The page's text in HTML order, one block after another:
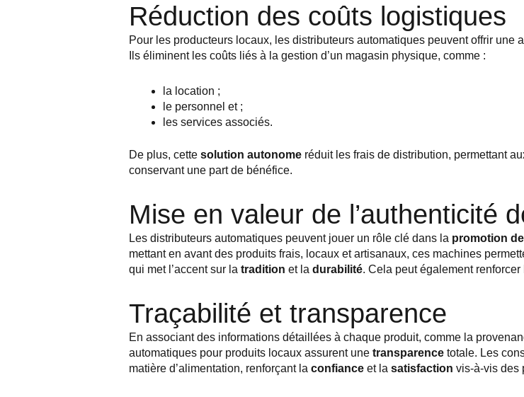
Réduction des coûts logistiques
Pour les producteurs locaux, les distributeurs automatiques peuvent offrir une
Ils éliminent les coûts liés à la gestion d’un magasin physique, comme :
la location ;
le personnel et ;
les services associés.
De plus, cette solution autonomeréduit les frais de distribution, permettant
conservant une part de bénéfice.
Mise en valeur de l’authenticité
Les distributeurs automatiques peuvent jouer un rôle clé dans la promotion
mettant en avant des produits frais, locaux et artisanaux, ces machines
qui met l’accent sur la tradition et la durabilité. Cela peut également renforcer
Traçabilité et transparence
En associant des informations détaillées à chaque produit, comme la
automatiques pour produits locaux assurent une transparencetotale. Les
matière d’alimentation, renforçant la confianceet la satisfaction vis-à-vis des